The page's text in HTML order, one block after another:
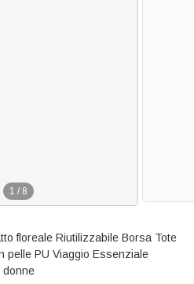
1 / 8
floreale Riutilizzabile Borsa Tote
pelle PU Viaggio Essenziale
donne